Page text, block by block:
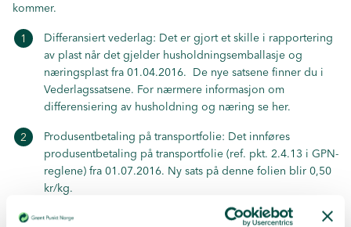
kommer.
Differansiert vederlag: Det er gjort et skille i rapportering
av plast når det gjelder husholdningsemballasje og
næringsplast fra 01.04.2016. De nye satsene finner du i
Vederlagssatsene. For nærmere informasjon om
differensiering av husholdning og næring se her.
Produsentbetaling på transportfolie: Det innføres
produsentbetaling på transportfolie (ref. pkt. 2.4.13 i GPN-
reglene) fra 01.07.2016. Ny sats på denne folien blir 0,50
kr/kg.
Emballasje for kjemikalier og farlige stoffer: I tillegg til